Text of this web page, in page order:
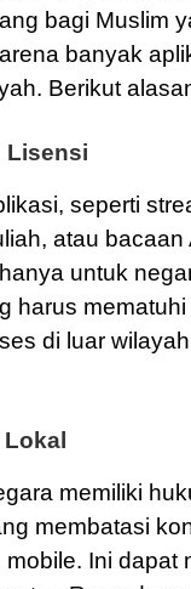
bagi Muslim
banyak
Berikut
Lisensi
seperti
atau bacaan
untuk
harus
di luar
memiliki
membatasi
Ini dapat